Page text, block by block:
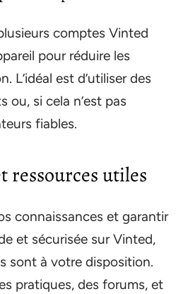
comptes Vinted
pour réduire les
L’idéal est d’utiliser des
si cela n’est pas
fiables.
ressources utiles
connaissances et garantir
et sécurisée sur Vinted,
sont à votre disposition.
pratiques, des forums, et